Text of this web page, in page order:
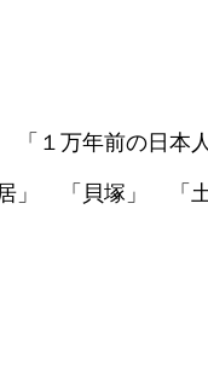
１万年前の日本人
貝塚」 「土